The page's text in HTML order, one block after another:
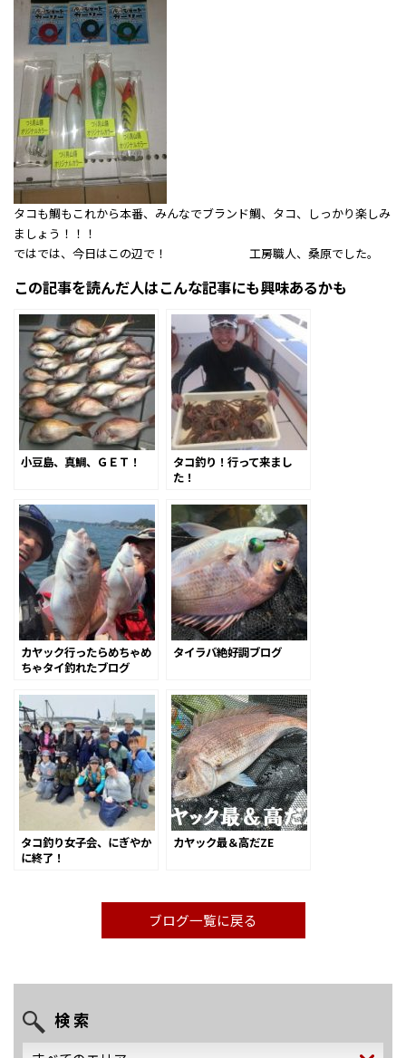
タコも鯛もこれから本番、みんなでブランド鯛、タコ、しっかり楽しみ
ましょう！！！
ではでは、今日はこの辺で！ 工房職人、桑原でした。
この記事を読んだ人はこんな記事にも興味あるかも
小豆島、真鯛、ＧＥＴ！
タコ釣り！行って来まし
た！
カヤック行ったらめちゃめ
ちゃタイ釣れたブログ
タイラバ絶好調ブログ
タコ釣り女子会、にぎやか
に終了！
カヤック最＆高だZE
ブログ一覧に戻る
検 索